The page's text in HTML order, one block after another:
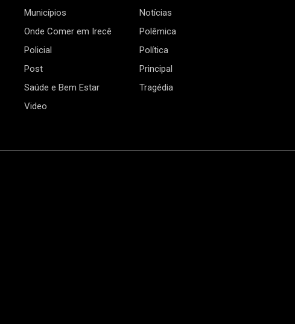
Municípios
Notícias
Onde Comer em Irecê
Polêmica
Policial
Política
Post
Principal
Saúde e Bem Estar
Tragédia
Video